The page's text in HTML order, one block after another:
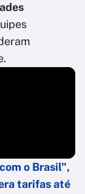
o Brasil",
tarifas até